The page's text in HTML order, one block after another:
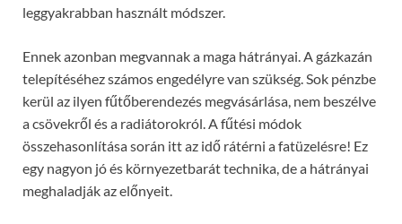
leggyakrabban használt módszer.
Ennek azonban megvannak a maga hátrányai. A gázkazán
telepítéséhez számos engedélyre van szükség. Sok pénzbe
kerül az ilyen fűtőberendezés megvásárlása, nem beszélve
a csövekről és a radiátorokról. A fűtési módok
összehasonlítása során itt az idő rátérni a fatüzelésre! Ez
egy nagyon jó és környezetbarát technika, de a hátrányai
meghaladják az előnyeit.